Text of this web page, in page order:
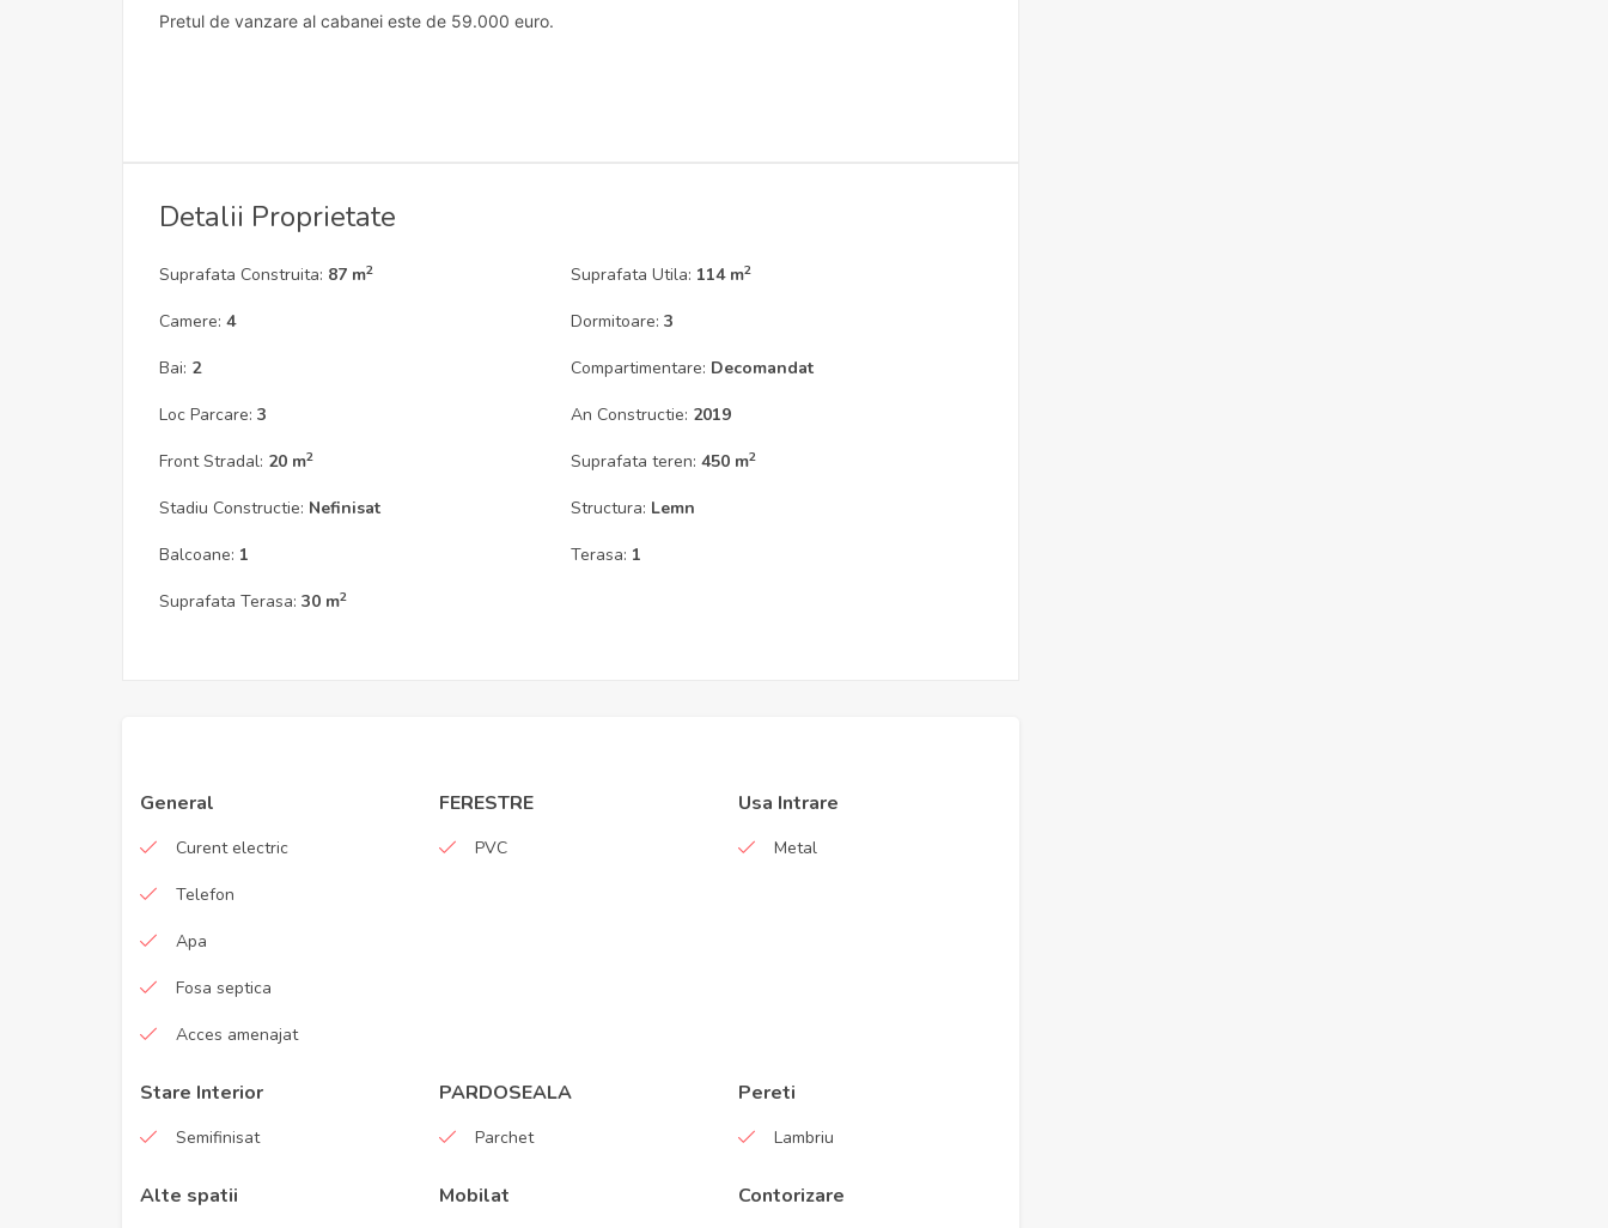
Pretul de vanzare al cabanei este de 59.000 euro.
Detalii Proprietate
Suprafata Construita: 87 m2 Suprafata Utila: 114 m2
Camere: 4 Dormitoare: 3
Bai: 2 Compartimentare: Decomandat
Loc Parcare: 3 An Constructie: 2019
Front Stradal: 20 m2 Suprafata teren: 450 m2
Stadiu Constructie: Nefinisat Structura: Lemn
Balcoane: 1 Terasa: 1
Suprafata Terasa: 30 m2
General
Curent electric
Telefon
Apa
Fosa septica
Acces amenajat
FERESTRE
PVC
Usa Intrare
Metal
Stare Interior
Semifinisat
PARDOSEALA
Parchet
Pereti
Lambriu
Alte spatii Mobilat Contorizare